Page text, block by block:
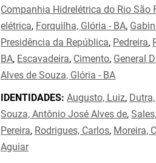
Companhia Hidrelétrica do Rio São
elétrica, Forquilha, Glória - BA,
Presidência da República, Pedreira,
BA, Escavadeira, Cimento, General
Alves de Souza, Glória - BA
IDENTIDADES: Augusto, Luiz,
Souza, Antônio José Alves de,
Pereira, Rodrigues, Carlos, Moreira,
Aguiar